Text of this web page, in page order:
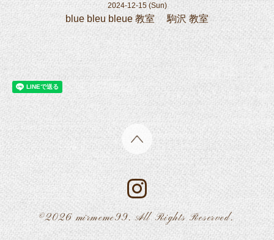
2024-12-15 (Sun)
blue bleu bleue 教室 駒沢 教室
©2026mirmeme99. All Rights Reserved.